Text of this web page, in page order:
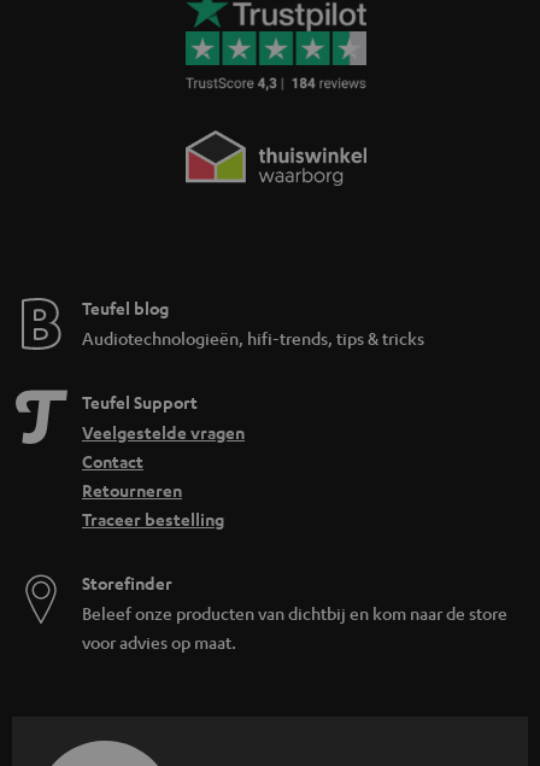
Teufel blog
Audiotechnologieën, hifi-trends, tips & tricks
Teufel Support
Veelgestelde vragen
Contact
Retourneren
Traceer bestelling
Storefinder
Beleef onze producten van dichtbij en kom naar de store
voor advies op maat.